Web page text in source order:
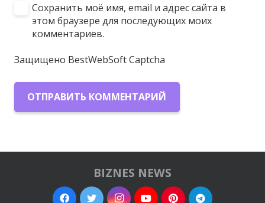
Сохранить моё имя, email и адрес сайта в
этом браузере для последующих моих
комментариев.
Защищено BestWebSoft Captcha
ОТПРАВИТЬ КОММЕНТАРИЙ
BIZNES NEWS